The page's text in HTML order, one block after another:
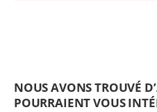
NOUS AVONS TROUVÉ
POURRAIENT VOUS